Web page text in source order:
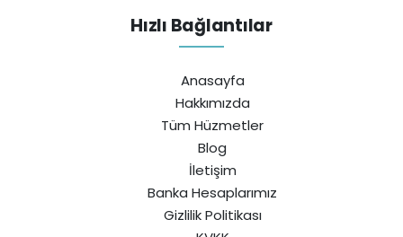
Hızlı Bağlantılar
Anasayfa
Hakkımızda
Tüm Hüzmetler
Blog
İletişim
Banka Hesaplarımız
Gizlilik Politikası